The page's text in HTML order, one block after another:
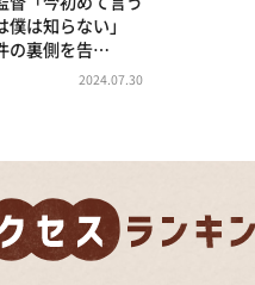
談なんですけど・・・
生密着トークバラエティ！～ や
です
も台所 ～きょうの献立 何にす
僕は知らない」
の裏側を告…
2024.07.30